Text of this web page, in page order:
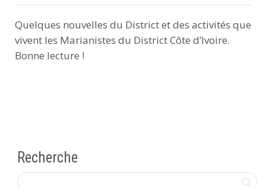
Quelques nouvelles du District et des activités que
vivent les Marianistes du District Côte d’Ivoire.
Bonne lecture !
Recherche